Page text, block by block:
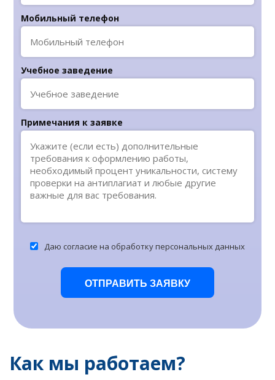
Мобильный телефон
Учебное заведение
Примечания к заявке
Даю согласие на обработку персональных данных
Как мы работаем?